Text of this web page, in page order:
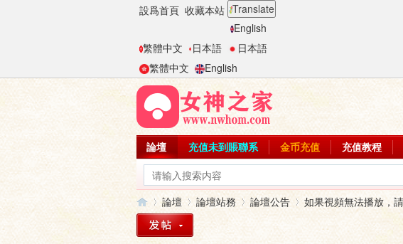
設爲首頁 收藏本站 Translate
English
繁體中文
日本語
日本語
繁體中文
English
論壇 充值未到賬聯系 金币充值 充值教程
論壇 論壇站務 論壇公告
如果視頻無法播放，